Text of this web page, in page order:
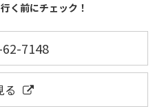
く前にチェック！
7148
る